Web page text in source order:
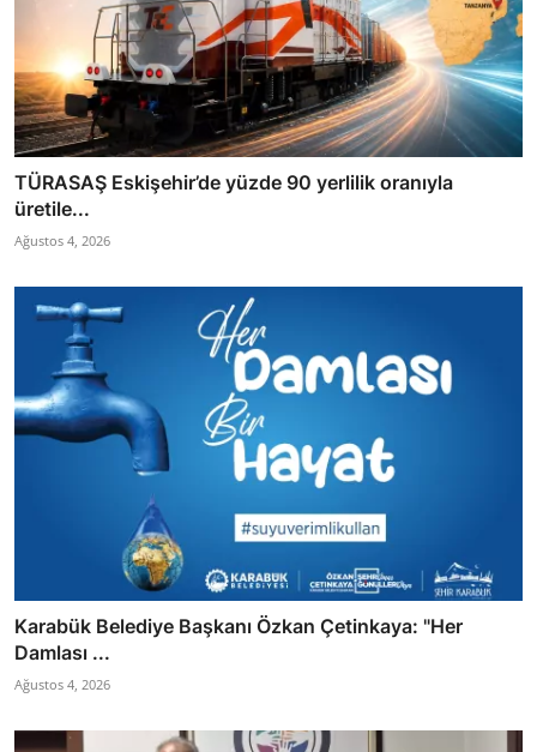
TÜRASAŞ Eskişehir’de yüzde 90 yerlilik oranıyla
üretile...
Ağustos 4, 2026
Karabük Belediye Başkanı Özkan Çetinkaya: "Her
Damlası ...
Ağustos 4, 2026